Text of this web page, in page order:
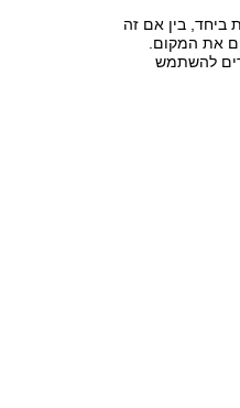
ביחד, בין אם זה
את המקום.
להשתמש